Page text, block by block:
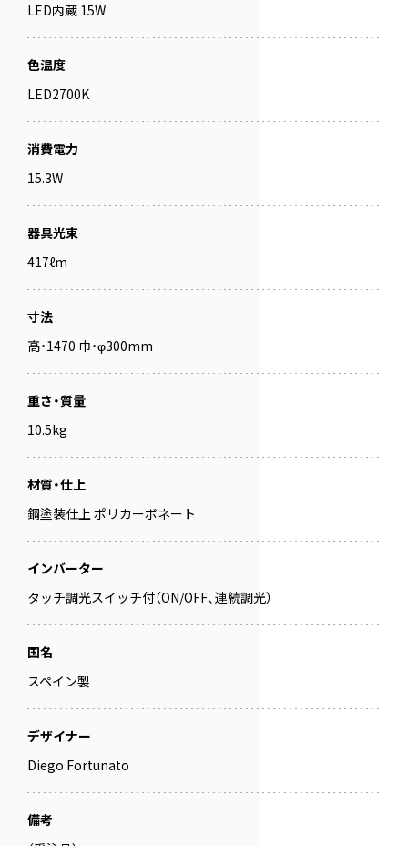
LED内蔵 15W
色温度
LED2700K
消費電力
15.3W
器具光束
417ℓm
寸法
高・1470 巾・φ300mm
重さ・質量
10.5kg
材質・仕上
鋼塗装仕上 ポリカーボネート
インバーター
タッチ調光スイッチ付（ON/OFF、連続調光）
国名
スペイン製
デザイナー
Diego Fortunato
備考